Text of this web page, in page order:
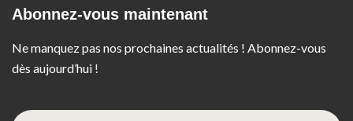
Abonnez-vous maintenant
Ne manquez pas nos prochaines actualités ! Abonnez-vous
dès aujourd’hui !